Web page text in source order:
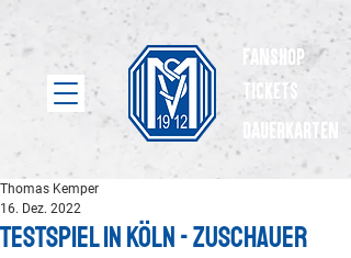
Fanshop
Tickets
dauerkarten
Testspiel in Köln - Zuschauer
Thomas Kemper
16. Dez. 2022